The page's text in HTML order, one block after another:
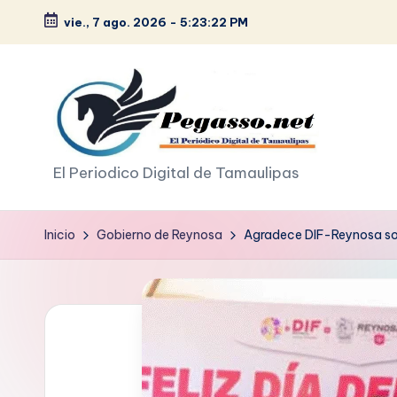
Saltar
contenido
vie., 7 ago. 2026 - 5:23:23 PM
p
e
g
El Periodico Digital de Tamaulipas
Inicio Gobierno de Reynosa Agradece DIF-Reynosa